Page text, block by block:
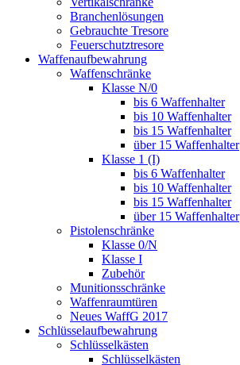
Branchenlösungen
Gebrauchte Tresore
Feuerschutztresore
Waffenaufbewahrung
Waffenschränke
Klasse N/0
bis 6 Waffenhalter
bis 10 Waffenhalter
bis 15 Waffenhalter
über 15 Waffenhalter
Klasse 1 (I)
bis 6 Waffenhalter
bis 10 Waffenhalter
bis 15 Waffenhalter
über 15 Waffenhalter
Pistolenschränke
Klasse 0/N
Klasse I
Zubehör
Munitionsschränke
Waffenraumtüren
Neues WaffG 2017
Schlüsselaufbewahrung
Schlüsselkästen
Schlüsselkästen